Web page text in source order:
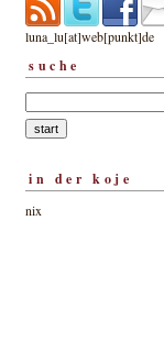
luna_lu[at]web[punkt]de
suche
in der koje
nix